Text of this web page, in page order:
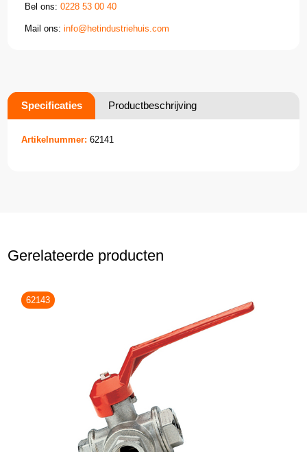
Bel ons:0228 53 00 40
Mail ons:info@hetindustriehuis.com
Specificaties Productbeschrijving
Artikelnummer: 62141
Gerelateerde producten
62143